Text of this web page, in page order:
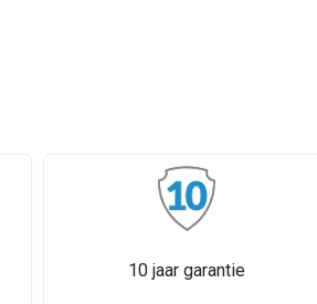
10 jaar garantie